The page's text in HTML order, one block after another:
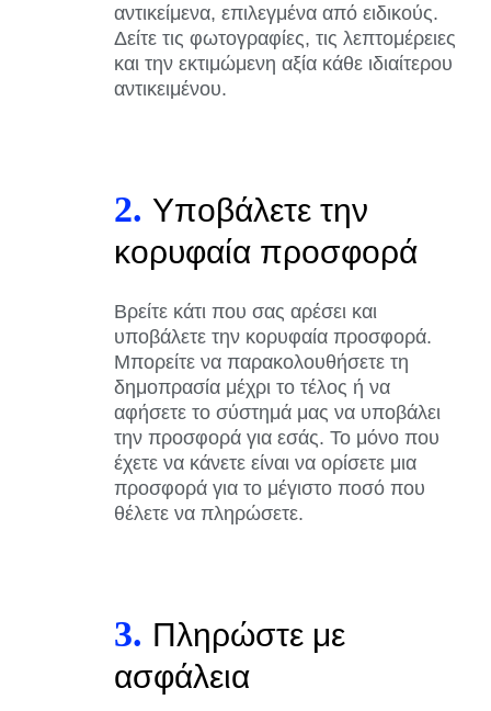
αντικείμενα, επιλεγμένα από ειδικούς.
Δείτε τις φωτογραφίες, τις λεπτομέρειες
και την εκτιμώμενη αξία κάθε ιδιαίτερου
αντικειμένου.
2. Υποβάλετε την
κορυφαία προσφορά
Βρείτε κάτι που σας αρέσει και
υποβάλετε την κορυφαία προσφορά.
Μπορείτε να παρακολουθήσετε τη
δημοπρασία μέχρι το τέλος ή να
αφήσετε το σύστημά μας να υποβάλει
την προσφορά για εσάς. Το μόνο που
έχετε να κάνετε είναι να ορίσετε μια
προσφορά για το μέγιστο ποσό που
θέλετε να πληρώσετε.
3. Πληρώστε με
ασφάλεια